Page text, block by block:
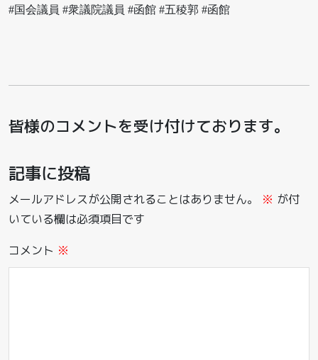
#国会議員 #衆議院議員 #函館 #五稜郭 #函館
皆様のコメントを受け付けております。
記事に投稿
メールアドレスが公開されることはありません。 ※ が付
いている欄は必須項目です
コメント ※